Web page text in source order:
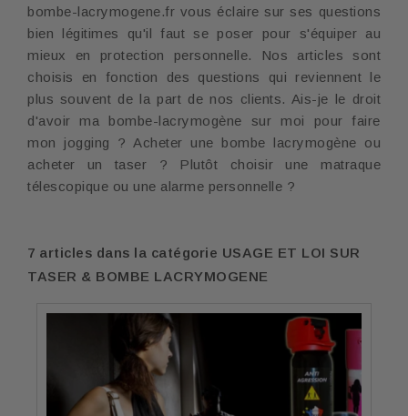
bombe-lacrymogene.fr vous éclaire sur ses questions
bien légitimes qu'il faut se poser pour s'équiper au
mieux en protection personnelle. Nos articles sont
choisis en fonction des questions qui reviennent le
plus souvent de la part de nos clients. Ais-je le droit
d'avoir ma bombe-lacrymogène sur moi pour faire
mon jogging ? Acheter une bombe lacrymogène ou
acheter un taser ? Plutôt choisir une matraque
télescopique ou une alarme personnelle ?
7 articles dans la catégorie USAGE ET LOI SUR
TASER & BOMBE LACRYMOGENE